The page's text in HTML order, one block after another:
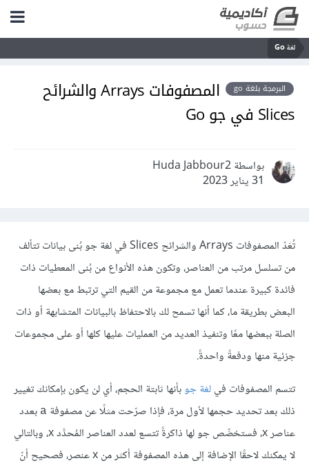
لغة Go
البرمجة بلغة go
المصفوفات Arrays والشرائح
Slices في جو Go
بواسطة Huda Jabbour2
31 يناير 2023
تُعَدّ المصفوفات Arrays والشرائح Slices في لغة جو بُنى بيانات تتألف
من تسلسل مرتب من العناصر، وتكون هذه الأنواع من بُنى المعطيات ذات
فائدة كبيرة عندما تعمل مع مجموعة من القيم التي ترتبط مع بعضها
البعض بطريقة ما، كما أنها تسمح لك بالاحتفاظ بالبيانات المتشابهة أو ذات
الصلة ببعضها معًا وتنفيذ العديد من العمليات عليها كلها أو على مجموعات
جزئية منها ودفعةً واحدةً.
تتسم المصفوفات فيلغة جوبأنها ثابتة الحجم، أي لن يكون بإمكانك تغيير
ذلك بعد تحديد حجمها لأول مرة، فإذا صرّحت مثلًا عن مصفوفة a بعدد
عناصر x، فستخصِّص جو لها ذاكرةً تتسع لعدد العناصر المُحدَّد x، وبالتالي
لا يمكنك لاحقًا الإضافة إلى هذه المصفوفة أكثر من x عنصر، فصحيح أنّ